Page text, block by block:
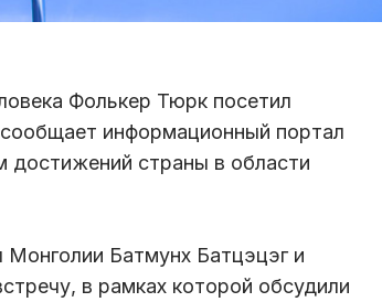
Фолькер Тюрк посетил
информационный портал
достижений страны в области
Монголии Батмунх Батцэцэг и
в рамках которой обсудили